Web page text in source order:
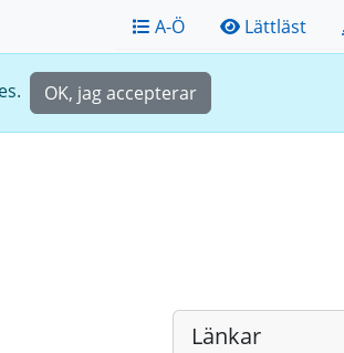
A-Ö Lättläst
OK, jag accepterar
Länkar